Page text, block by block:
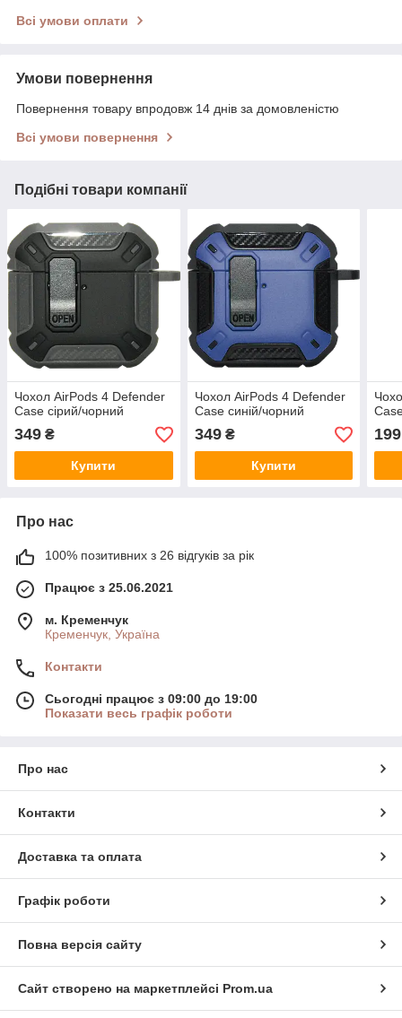
Всі умови оплати
Умови повернення
Повернення товару впродовж 14 днів за домовленістю
Всі умови повернення
Подібні товари компанії
Чохол AirPods 4 Defender
Case сірий/чорний
349 ₴
Купити
Чохол AirPods 4 Defender
Case синій/чорний
349₴
Купити
199
Про нас
100% позитивних з 26 відгуків за рік
Працює з 25.06.2021
м. Кременчук
Кременчук, Україна
Контакти
Сьогодні працює з 09:00 до 19:00
Показати весь графік роботи
Про нас
Контакти
Доставка та оплата
Графік роботи
Повна версія сайту
Сайт створено на маркетплейсі Prom.ua